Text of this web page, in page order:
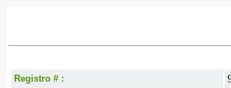
Registro # :